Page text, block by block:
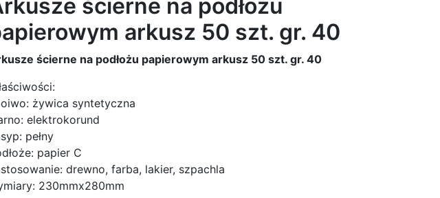
ścierne na podłożu
arkusz 50 szt. gr. 40
ścierne na podłożu papierowym arkusz 50 szt. gr. 40
żywica syntetyczna
elektrokorund
pełny
papier C
drewno, farba, lakier, szpachla
230mmx280mm